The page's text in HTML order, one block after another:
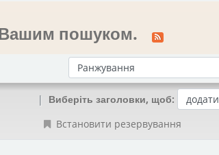
Вашим пошуком.
Сортувати за:
Виберіть заголовки, щоб:
Встановити резервування